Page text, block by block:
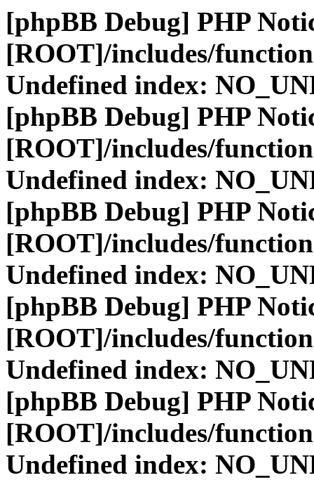
[phpBB Debug] PHP
[ROOT]/includes/
Undefined index:
[phpBB Debug] PHP
[ROOT]/includes/
Undefined index:
[phpBB Debug] PHP
[ROOT]/includes/
Undefined index:
[phpBB Debug] PHP
[ROOT]/includes/
Undefined index:
[phpBB Debug] PHP
[ROOT]/includes/
Undefined index: